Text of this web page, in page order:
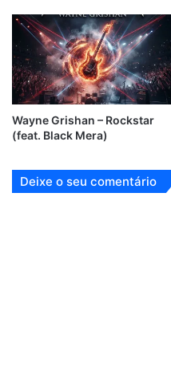
Wayne Grishan – Rockstar
(feat. Black Mera)
Deixe o seu comentário